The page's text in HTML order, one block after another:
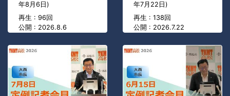
年8月6日)
再生 : 96回
公開 : 2026.8.6
年7月22日)
再生 : 138回
公開 : 2026.7.22